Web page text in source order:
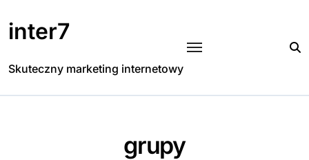
to
content
inter7
Skuteczny marketing internetowy
grupy